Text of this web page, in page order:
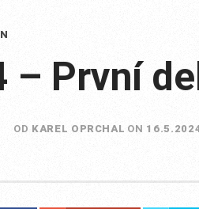
– První
OD KAREL OPRCHAL ON